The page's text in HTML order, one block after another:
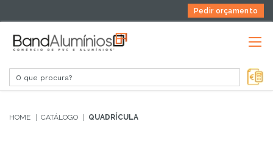
Pedir orçamento
HOME CATÁLOGO QUADRÍCULA